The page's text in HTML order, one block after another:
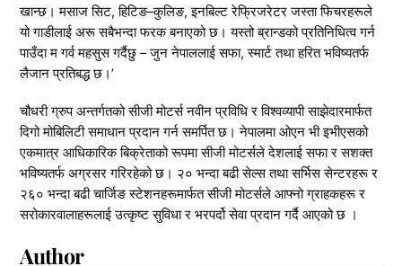
खान्छ। मसाज सिट, हिटिङ–कुलिङ, इनबिल्ट रेफ्रिजरेटर जस्ता फिचरहरूले
यो गाडीलाई अरू सबैभन्दा फरक बनाएको छ। यस्तो ब्रान्डको प्रतिनिधित्व गर्न
पाउँदा म गर्व महसुस गर्दैछु – जुन नेपाललाई सफा, स्मार्ट तथा हरित भविष्यतर्फ
लैजान प्रतिबद्ध छ।’
चौधरी ग्रुप अन्तर्गतको सीजी मोटर्स नवीन प्रविधि र विश्वव्यापी साझेदारमार्फत
दिगो मोबिलिटी समाधान प्रदान गर्न समर्पित छ। नेपालमा ओएन भी इभीएसको
एकमात्र आधिकारिक बिक्रेताको रूपमा सीजी मोटर्सले देशलाई सफा र सशक्त
भविष्यतर्फ अग्रसर गरिरहेको छ। २० भन्दा बढी सेल्स तथा सर्भिस सेन्टरहरू र
२६० भन्दा बढी चार्जिङ स्टेशनहरूमार्फत सीजी मोटर्सले आफ्नो ग्राहकहरू र
सरोकारवालाहरूलाई उत्कृष्ट सुविधा र भरपर्दो सेवा प्रदान गर्दै आएको छ ।
Author